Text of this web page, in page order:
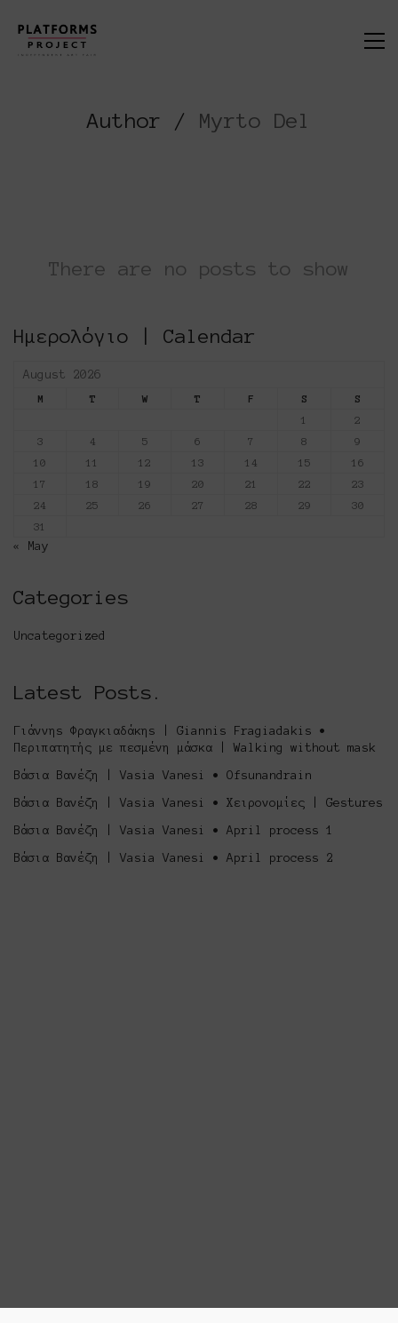
Author / Myrto Del
There are no posts to show
Ημερολόγιο | Calendar
August 2026
M T W T F S
S
1
2
3
4 5 6 7 8
9
10
11 12 13 14 15
16
17
18 19 20 21 22
23
24
25 26 27 28 29
30
31
« May
Categories
Uncategorized
Latest Posts.
Γιάννηs Φραγκιαδάκηs | Giannis Fragiadakis •
Περιπατητής με πεσμένη μάσκα | Walking without mask
Βάσια Βανέζη | Vasia Vanesi • Οfsunandrain
Βάσια Βανέζη | Vasia Vanesi • Χειρονομίες | Gestures
Βάσια Βανέζη | Vasia Vanesi • April process 1
Βάσια Βανέζη | Vasia Vanesi • April process 2